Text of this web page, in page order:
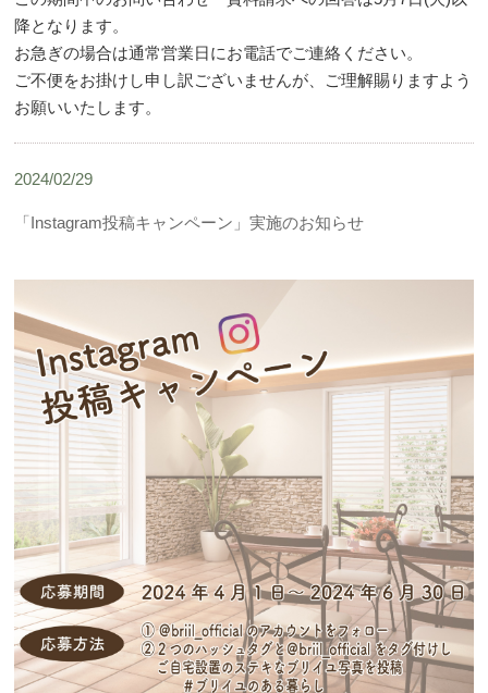
降となります。
お急ぎの場合は通常営業日にお電話でご連絡ください。
ご不便をお掛けし申し訳ございませんが、ご理解賜りますよう
お願いいたします。
2024/02/29
「Instagram投稿キャンペーン」実施のお知らせ